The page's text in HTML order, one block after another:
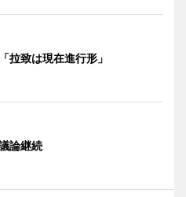
拉致は現在進行形」
論継続